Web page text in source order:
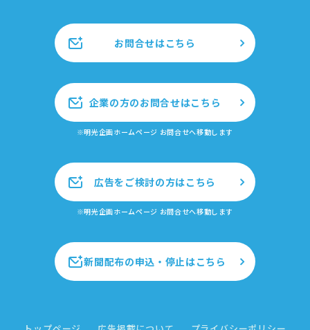
お問合せはこちら
企業の方のお問合せはこちら
※明光企画ホームページ お問合せへ移動します
広告をご検討の方はこちら
※明光企画ホームページ お問合せへ移動します
新聞配布の申込・停止はこちら